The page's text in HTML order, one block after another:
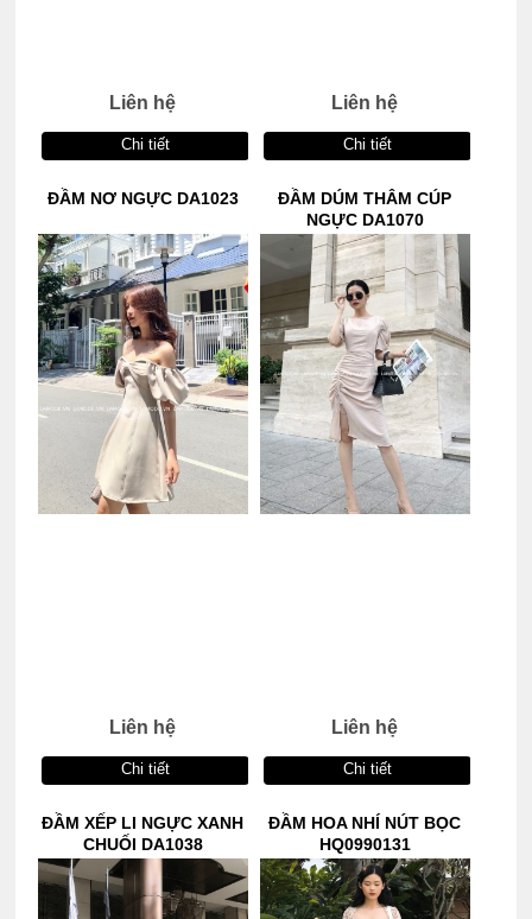
Liên hệ
Chi tiết
Liên hệ
Chi tiết
ĐẦM NƠ NGỰC DA1023
Liên hệ
Chi tiết
ĐẦM DÚM THÂM CÚP
NGỰC DA1070
Liên hệ
Chi tiết
ĐẦM XẾP LI NGỰC XANH
CHUỐI DA1038
ĐẦM HOA NHÍ NÚT BỌC
HQ0990131